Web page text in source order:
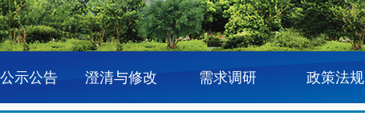
示公告 澄清与修改 需求调研 政策法规